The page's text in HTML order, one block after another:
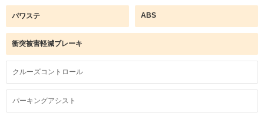
パワステ ABS
衝突被害軽減ブレーキ
クルーズコントロール
パーキングアシスト